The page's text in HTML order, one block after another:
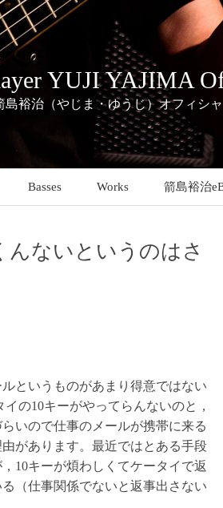
YUJI YAJIMA
島裕治（やじま・ゆうじ）オフィシ
Basses Works 箭島裕治
んないというのはさ
というものがあまり得意ではない
の10キーがやってらんないのと，
いので仕事のメールが携帯に来る
があります。最近ではとある手段
10キーが煩わしくてケータイで返
（仕事関係でないと返事出さない